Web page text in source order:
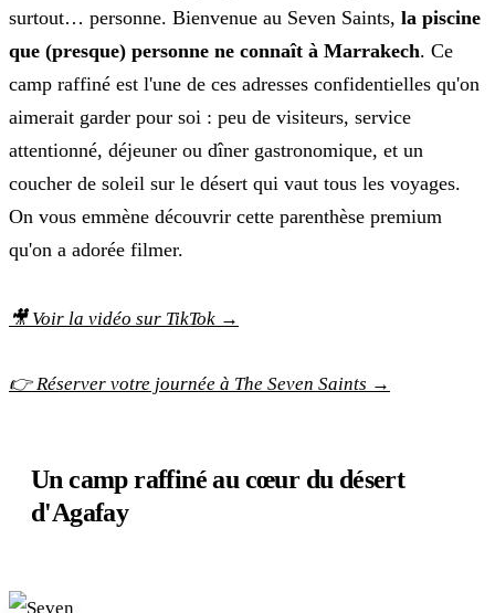
surtout… personne. Bienvenue au Seven Saints, la piscine
que (presque) personne ne connaît à Marrakech. Ce
camp raffiné est l'une de ces adresses confidentielles qu'on
aimerait garder pour soi : peu de visiteurs, service
attentionné, déjeuner ou dîner gastronomique, et un
coucher de soleil sur le désert qui vaut tous les voyages.
On vous emmène découvrir cette parenthèse premium
qu'on a adorée filmer.
🎥 Voir la vidéo sur TikTok →
👉 Réserver votre journée à The Seven Saints →
Un camp raffiné au cœur du désert
d'Agafay